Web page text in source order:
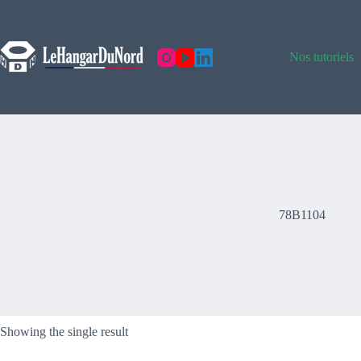
Nos tutoriels
78B1104
Showing the single result